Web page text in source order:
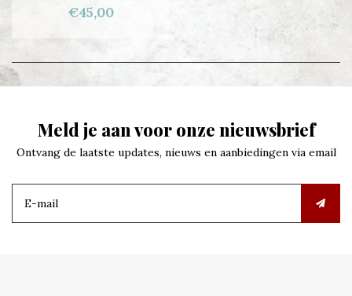
€45,00
Meld je aan voor onze nieuwsbrief
Ontvang de laatste updates, nieuws en aanbiedingen via email